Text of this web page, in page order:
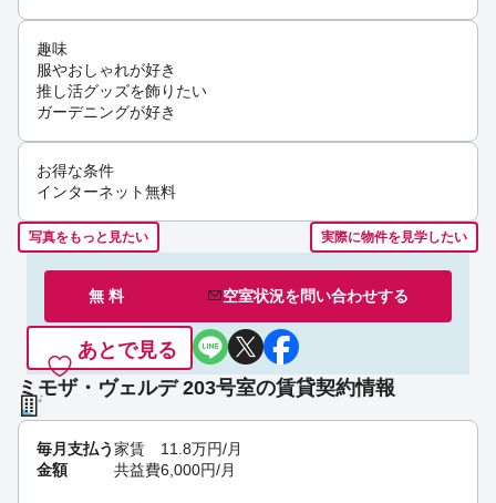
趣味
服やおしゃれが好き
推し活グッズを飾りたい
ガーデニングが好き
お得な条件
インターネット無料
写真をもっと見たい 実際に物件を見学したい
無 料 空室状況を問い合わせする
あとで見る
ミモザ・ヴェルデ 203号室の賃貸契約情報
毎月支払う
金額
家賃 11.8万円/月
共益費6,000円/月